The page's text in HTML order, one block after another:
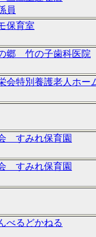
員
保育室
郷 竹の子歯科医院
特別養護老人ホー
すみれ保育園
すみれ保育園
べるどかねる